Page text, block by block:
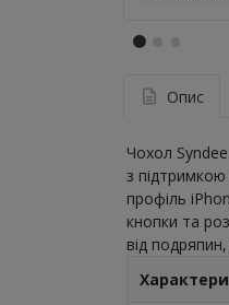
Опис
Чохол
з підтримкою
профіль
кнопки та
від